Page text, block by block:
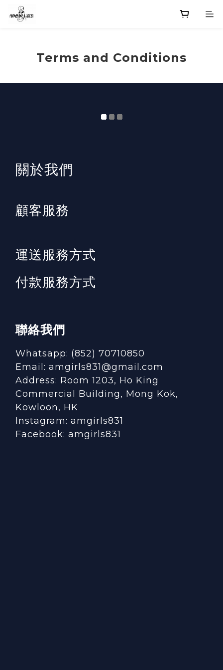
Terms and Conditions
​關於我們
顧客服務
運送服務方式
付款服務方式
聯絡我們
Whatsapp: (852) 70710850
Email: amgirls831@gmail.com
Address: Room 1203, Ho King
Commercial Building, Mong Kok,
Kowloon, HK
Instagram: amgirls831
Facebook: amgirls831